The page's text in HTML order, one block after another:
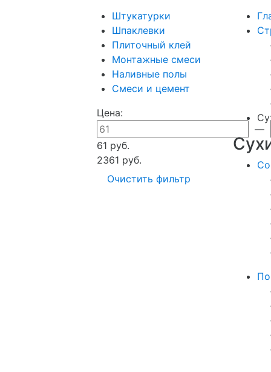
Штукатурки
Шпаклевки
Плиточный клей
Монтажные смеси
Наливные полы
Смеси и цемент
Цена:
—
61 руб.
2361 руб.
Очистить фильтр